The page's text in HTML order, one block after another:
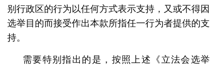
别行政区的行为以任何方式表示支持，又或不得因
选举目的而接受作出本款所指任一行为者提供的支
持。
需要特别指出的是，按照上述《立法会选举